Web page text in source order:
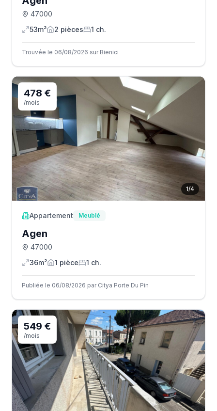
47000
53m²
2 pièces 1 ch.
Trouvée le 06/08/2026 sur Bienici
1/4
478 €
/mois
Appartement Meublé
Agen
47000
36m²
1 pièce 1 ch.
Publiée le 06/08/2026 par Citya Porte Du Pin
549 €
/mois